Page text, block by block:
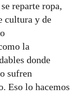
reparte ropa,
cultura y de
la
donde
sufren
Eso lo hacemos